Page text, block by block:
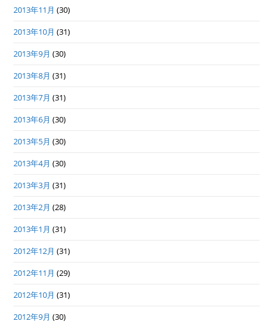
2013年11月 (30)
2013年10月 (31)
2013年9月 (30)
2013年8月 (31)
2013年7月 (31)
2013年6月 (30)
2013年5月 (30)
2013年4月 (30)
2013年3月 (31)
2013年2月 (28)
2013年1月 (31)
2012年12月 (31)
2012年11月 (29)
2012年10月 (31)
2012年9月 (30)